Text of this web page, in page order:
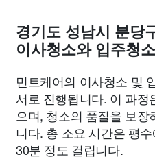
경기도 성남시 분당
이사청소와 입주청
민트케어의 이사청소 및
서로 진행됩니다. 이 과
으며, 청소의 품질을 보
니다. 총 소요 시간은 평
30분 정도 걸립니다.